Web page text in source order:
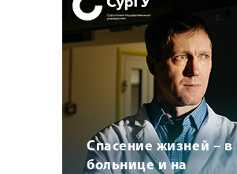
Спасение жизней – в
больнице и на